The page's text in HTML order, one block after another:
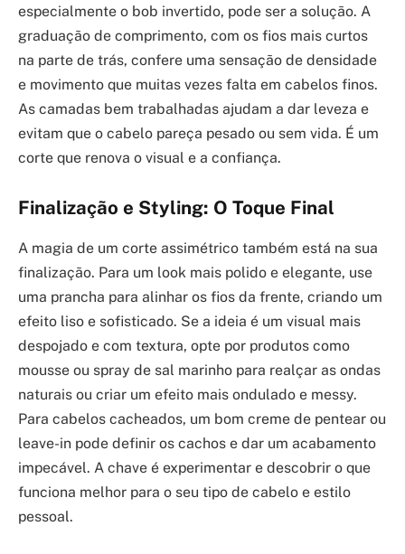
especialmente o bob invertido, pode ser a solução. A
graduação de comprimento, com os fios mais curtos
na parte de trás, confere uma sensação de densidade
e movimento que muitas vezes falta em cabelos finos.
As camadas bem trabalhadas ajudam a dar leveza e
evitam que o cabelo pareça pesado ou sem vida. É um
corte que renova o visual e a confiança.
Finalização e Styling: O Toque Final
A magia de um corte assimétrico também está na sua
finalização. Para um look mais polido e elegante, use
uma prancha para alinhar os fios da frente, criando um
efeito liso e sofisticado. Se a ideia é um visual mais
despojado e com textura, opte por produtos como
mousse ou spray de sal marinho para realçar as ondas
naturais ou criar um efeito mais ondulado e messy.
Para cabelos cacheados, um bom creme de pentear ou
leave-in pode definir os cachos e dar um acabamento
impecável. A chave é experimentar e descobrir o que
funciona melhor para o seu tipo de cabelo e estilo
pessoal.